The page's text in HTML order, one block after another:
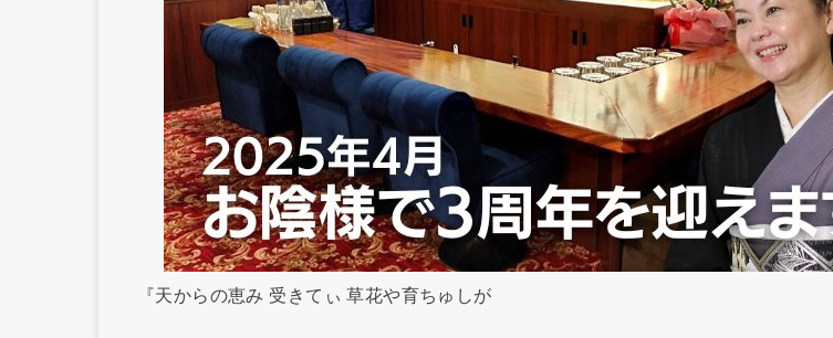
『天からの恵み 受きてぃ 草花や育ちゅしが